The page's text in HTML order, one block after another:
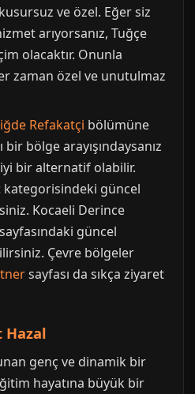
ve özel. Eğer siz
arıyorsanız, Tuğçe
olacaktır. Onunla
zaman özel ve unutulmaz
Refakatçi bölümüne
bölge arayışındaysanız
iyi bir alternatif olabilir.
kategorisindeki güncel
Kocaeli Derince
sayfasındaki güncel
Çevre bölgeler
sayfası da sıkça ziyaret
Hazal
genç ve dinamik bir
hayatına büyük bir